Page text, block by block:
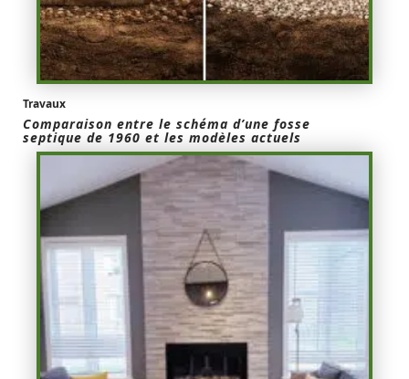
Travaux
Comparaison entre le schéma d’une fosse
septique de 1960 et les modèles actuels